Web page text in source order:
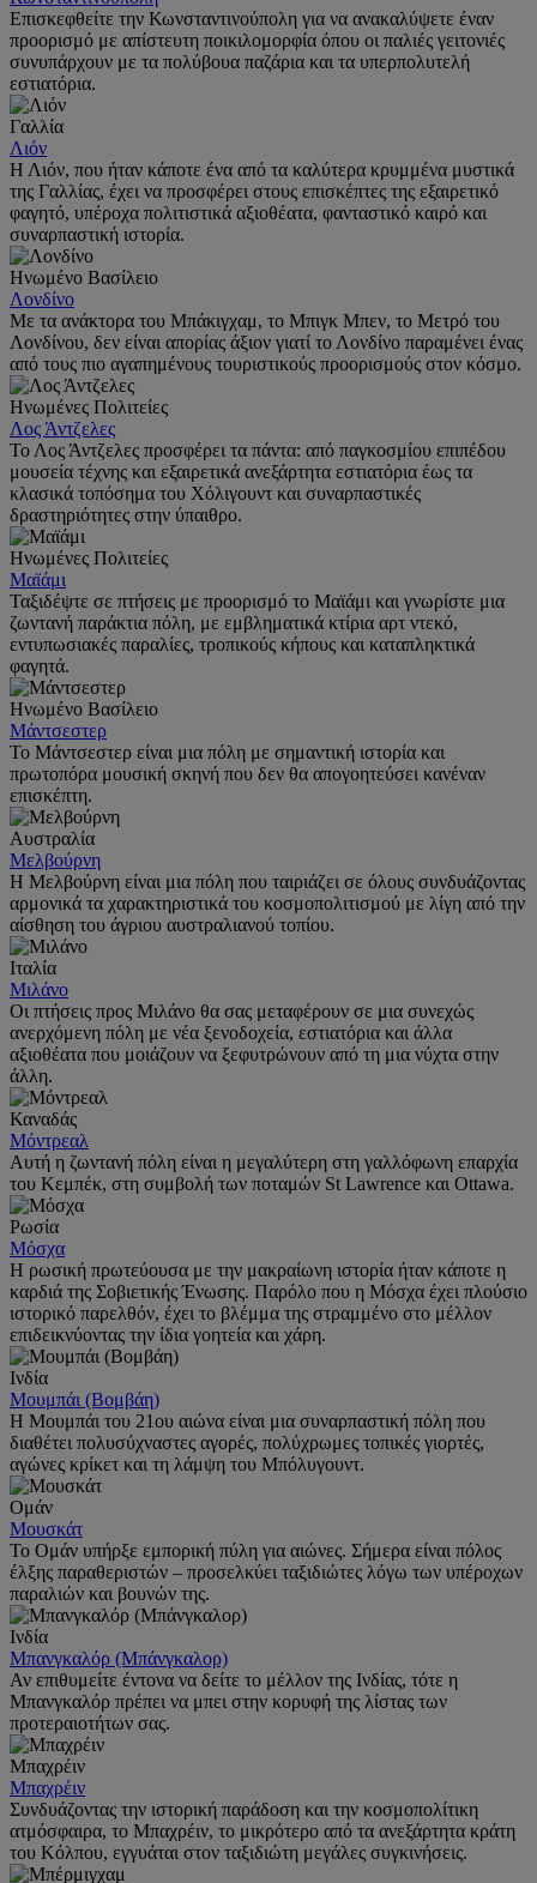
Επισκεφθείτε την Κωνσταντινούπολη για να ανακαλύψετε έναν
προορισμό με απίστευτη ποικιλομορφία όπου οι παλιές γειτονιές
συνυπάρχουν με τα πολύβουα παζάρια και τα υπερπολυτελή
εστιατόρια.
Γαλλία
Λιόν
Η Λιόν, που ήταν κάποτε ένα από τα καλύτερα κρυμμένα μυστικά
της Γαλλίας, έχει να προσφέρει στους επισκέπτες της εξαιρετικό
φαγητό, υπέροχα πολιτιστικά αξιοθέατα, φανταστικό καιρό και
συναρπαστική ιστορία.
Ηνωμένο Βασίλειο
Λονδίνο
Με τα ανάκτορα του Μπάκιγχαμ, το Μπιγκ Μπεν, το Μετρό του
Λονδίνου, δεν είναι απορίας άξιον γιατί το Λονδίνο παραμένει ένας
από τους πιο αγαπημένους τουριστικούς προορισμούς στον κόσμο.
Ηνωμένες Πολιτείες
Λος Άντζελες
Το Λος Άντζελες προσφέρει τα πάντα: από παγκοσμίου επιπέδου
μουσεία τέχνης και εξαιρετικά ανεξάρτητα εστιατόρια έως τα
κλασικά τοπόσημα του Χόλιγουντ και συναρπαστικές
δραστηριότητες στην ύπαιθρο.
Ηνωμένες Πολιτείες
Μαϊάμι
Ταξιδέψτε σε πτήσεις με προορισμό το Μαϊάμι και γνωρίστε μια
ζωντανή παράκτια πόλη, με εμβληματικά κτίρια αρτ ντεκό,
εντυπωσιακές παραλίες, τροπικούς κήπους και καταπληκτικά
φαγητά.
Ηνωμένο Βασίλειο
Μάντσεστερ
Το Μάντσεστερ είναι μια πόλη με σημαντική ιστορία και
πρωτοπόρα μουσική σκηνή που δεν θα απογοητεύσει κανέναν
επισκέπτη.
Αυστραλία
Μελβούρνη
Η Μελβούρνη είναι μια πόλη που ταιριάζει σε όλους συνδυάζοντας
αρμονικά τα χαρακτηριστικά του κοσμοπολιτισμού με λίγη από την
αίσθηση του άγριου αυστραλιανού τοπίου.
Ιταλία
Μιλάνο
Οι πτήσεις προς Μιλάνο θα σας μεταφέρουν σε μια συνεχώς
ανερχόμενη πόλη με νέα ξενοδοχεία, εστιατόρια και άλλα
αξιοθέατα που μοιάζουν να ξεφυτρώνουν από τη μια νύχτα στην
άλλη.
Καναδάς
Μόντρεαλ
Αυτή η ζωντανή πόλη είναι η μεγαλύτερη στη γαλλόφωνη επαρχία
του Κεμπέκ, στη συμβολή των ποταμών St Lawrence και Ottawa.
Ρωσία
Μόσχα
Η ρωσική πρωτεύουσα με την μακραίωνη ιστορία ήταν κάποτε η
καρδιά της Σοβιετικής Ένωσης. Παρόλο που η Μόσχα έχει πλούσιο
ιστορικό παρελθόν, έχει το βλέμμα της στραμμένο στο μέλλον
επιδεικνύοντας την ίδια γοητεία και χάρη.
Ινδία
Μουμπάι (Βομβάη)
Η Μουμπάι του 21ου αιώνα είναι μια συναρπαστική πόλη που
διαθέτει πολυσύχναστες αγορές, πολύχρωμες τοπικές γιορτές,
αγώνες κρίκετ και τη λάμψη του Μπόλυγουντ.
Ομάν
Μουσκάτ
Το Ομάν υπήρξε εμπορική πύλη για αιώνες. Σήμερα είναι πόλος
έλξης παραθεριστών – προσελκύει ταξιδιώτες λόγω των υπέροχων
παραλιών και βουνών της.
Ινδία
Μπανγκαλόρ (Μπάνγκαλορ)
Αν επιθυμείτε έντονα να δείτε το μέλλον της Ινδίας, τότε η
Μπανγκαλόρ πρέπει να μπει στην κορυφή της λίστας των
προτεραιοτήτων σας.
Μπαχρέιν
Μπαχρέιν
Συνδυάζοντας την ιστορική παράδοση και την κοσμοπολίτικη
ατμόσφαιρα, το Μπαχρέιν, το μικρότερο από τα ανεξάρτητα κράτη
του Κόλπου, εγγυάται στον ταξιδιώτη μεγάλες συγκινήσεις.